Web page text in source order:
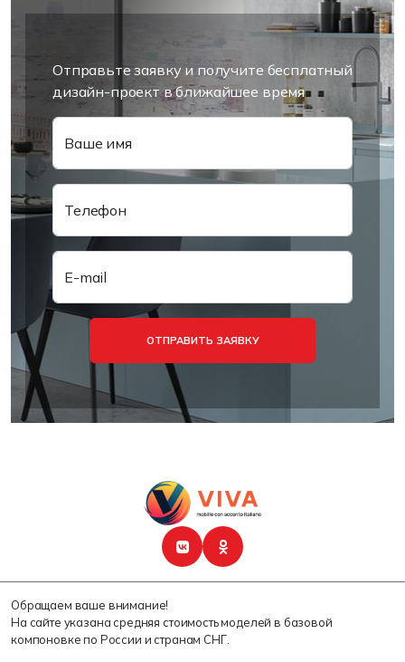
Отправьте заявку и получите бесплатный
дизайн-проект в ближайшее время
Ваше имя
Телефон
E-mail
ОТПРАВИТЬ ЗАЯВКУ
Обращаем ваше внимание!
На сайте указана средняя стоимость моделей в базовой
компоновке по России и странам СНГ.